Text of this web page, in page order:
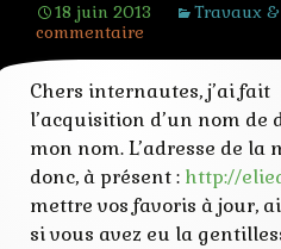
18 juin 2013 Travaux
commentaire
Chers internautes, j’ai fait
l’acquisition d’un nom de
mon nom. L’adresse de la
donc, à présent : http://
mettre vos favoris à jour,
si vous avez eu la